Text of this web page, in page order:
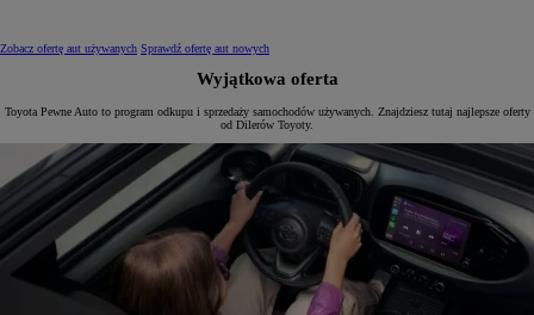
Zobacz ofertę aut używanych Sprawdź ofertę aut nowych
Wyjątkowa oferta
Toyota Pewne Auto to program odkupu i sprzedaży samochodów używanych. Znajdziesz tutaj najlepsze oferty
od Dilerów Toyoty.